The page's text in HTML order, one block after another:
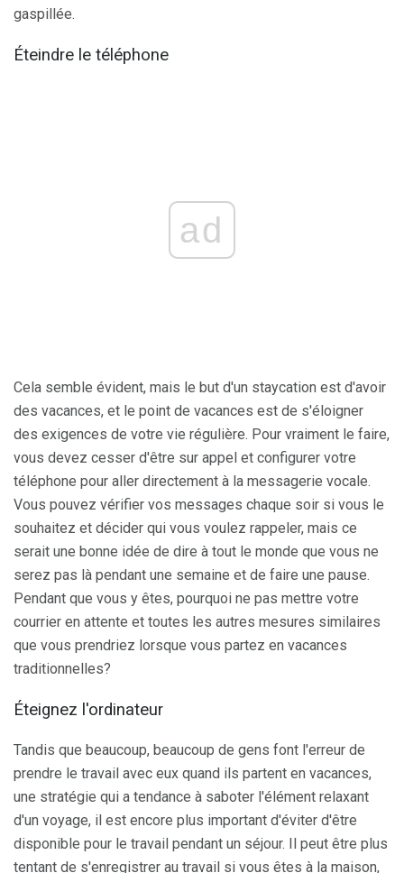
gaspillée.
Éteindre le téléphone
ad
Cela semble évident, mais le but d'un staycation est d'avoir
des vacances, et le point de vacances est de s'éloigner
des exigences de votre vie régulière. Pour vraiment le faire,
vous devez cesser d'être sur appel et configurer votre
téléphone pour aller directement à la messagerie vocale.
Vous pouvez vérifier vos messages chaque soir si vous le
souhaitez et décider qui vous voulez rappeler, mais ce
serait une bonne idée de dire à tout le monde que vous ne
serez pas là pendant une semaine et de faire une pause.
Pendant que vous y êtes, pourquoi ne pas mettre votre
courrier en attente et toutes les autres mesures similaires
que vous prendriez lorsque vous partez en vacances
traditionnelles?
Éteignez l'ordinateur
Tandis que beaucoup, beaucoup de gens font l'erreur de
prendre le travail avec eux quand ils partent en vacances,
une stratégie qui a tendance à saboter l'élément relaxant
d'un voyage, il est encore plus important d'éviter d'être
disponible pour le travail pendant un séjour. Il peut être plus
tentant de s'enregistrer au travail si vous êtes à la maison,